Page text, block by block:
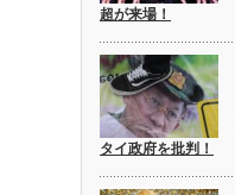
超が来場！
タイ政府を批判！